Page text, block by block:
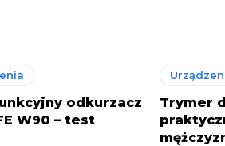
odkurzacz
W90 – test
Trymer